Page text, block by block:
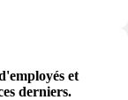
et
derniers.